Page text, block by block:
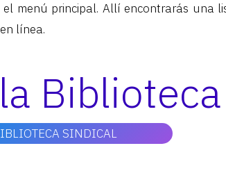
menú principal. Allí encontrarás una
línea.
Biblioteca
SINDICAL